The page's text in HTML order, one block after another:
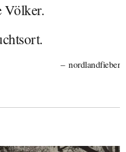
Völker.
nordlandfieber